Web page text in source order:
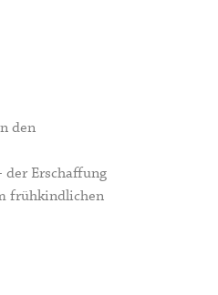
den
der Erschaffung
frühkindlichen